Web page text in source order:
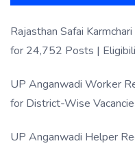
Rajasthan Safai
for 24,752 Posts |
UP Anganwadi Worker
for District-Wise
UP Anganwadi Helper